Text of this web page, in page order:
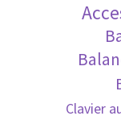
Politique
Politique
Clavier